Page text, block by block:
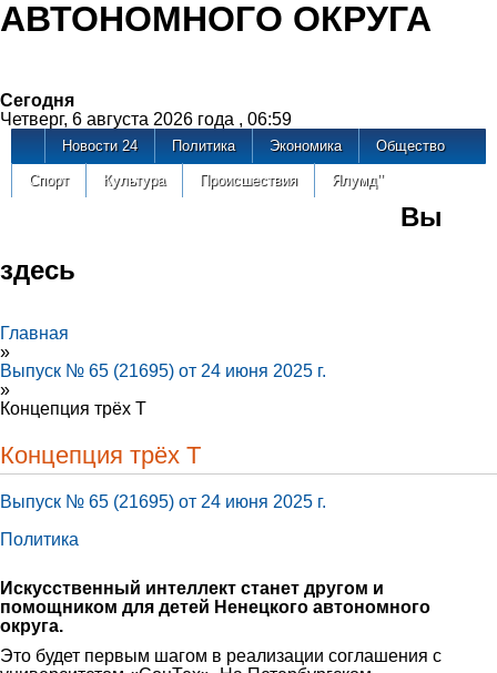
АВТОНОМНОГО ОКРУГА
Сегодня
Четверг, 6 августа 2026 года , 06:59
Новости 24 Политика Экономика Общество
Спорт Культура Происшествия Ялумд’’
Вы
здесь
Главная
»
Выпуск № 65 (21695) от 24 июня 2025 г.
»
Концепция трёх Т
Концепция трёх Т
Выпуск № 65 (21695) от 24 июня 2025 г.
Политика
Искусственный интеллект станет другом и
помощником для детей Ненецкого автономного
округа.
Это будет первым шагом в реализации соглашения с